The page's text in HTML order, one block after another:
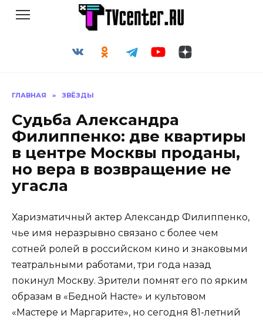
ГЛАВНАЯ » ЗВЁЗДЫ
Судьба Александра
Филиппенко: две квартиры
в центре Москвы проданы,
но вера в возвращение не
угасла
Харизматичный актер Александр Филиппенко,
чье имя неразрывно связано с более чем
сотней ролей в российском кино и знаковыми
театральными работами, три года назад
покинул Москву. Зрители помнят его по ярким
образам в «Бедной Насте» и культовом
«Мастере и Маргарите», но сегодня 81-летний